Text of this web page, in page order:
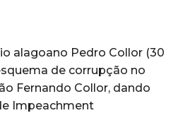
alagoano Pedro Collor (30
de corrupção no
Fernando Collor, dando
Impeachment